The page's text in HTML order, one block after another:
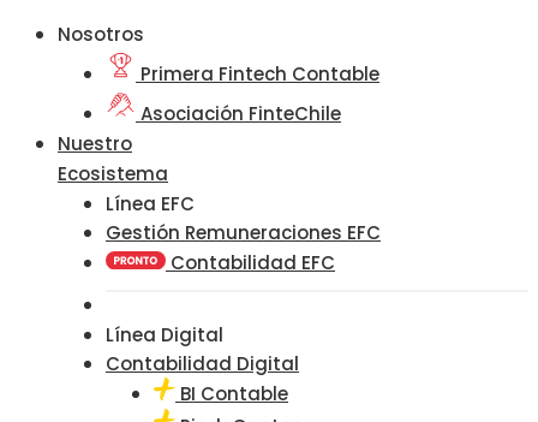
Nosotros
Primera Fintech Contable
Asociación FinteChile
Nuestro
Ecosistema
Línea EFC
Gestión Remuneraciones EFC
Contabilidad EFC
Línea Digital
Contabilidad Digital
BI Contable